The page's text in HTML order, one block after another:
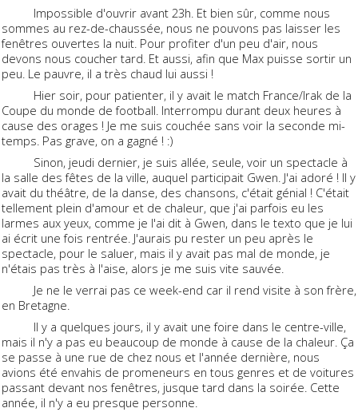
Impossible d'ouvrir avant 23h. Et bien sûr, comme nous
sommes au rez-de-chaussée, nous ne pouvons pas laisser les
fenêtres ouvertes la nuit. Pour profiter d'un peu d'air, nous
devons nous coucher tard. Et aussi, afin que Max puisse sortir un
peu. Le pauvre, il a très chaud lui aussi !
Hier soir, pour patienter, il y avait le match France/Irak de la
Coupe du monde de football. Interrompu durant deux heures à
cause des orages ! Je me suis couchée sans voir la seconde mi-
temps. Pas grave, on a gagné ! :)
Sinon, jeudi dernier, je suis allée, seule, voir un spectacle à
la salle des fêtes de la ville, auquel participait Gwen. J'ai adoré ! Il y
avait du théâtre, de la danse, des chansons, c'était génial ! C'était
tellement plein d'amour et de chaleur, que j'ai parfois eu les
larmes aux yeux, comme je l'ai dit à Gwen, dans le texto que je lui
ai écrit une fois rentrée. J'aurais pu rester un peu après le
spectacle, pour le saluer, mais il y avait pas mal de monde, je
n'étais pas très à l'aise, alors je me suis vite sauvée.
Je ne le verrai pas ce week-end car il rend visite à son frère,
en Bretagne.
Il y a quelques jours, il y avait une foire dans le centre-ville,
mais il n'y a pas eu beaucoup de monde à cause de la chaleur. Ça
se passe à une rue de chez nous et l'année dernière, nous
avions été envahis de promeneurs en tous genres et de voitures
passant devant nos fenêtres, jusque tard dans la soirée. Cette
année, il n'y a eu presque personne.